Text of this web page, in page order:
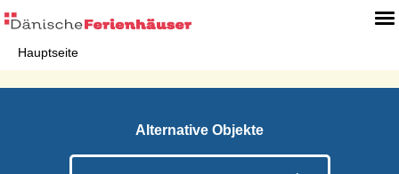
Hauptseite
Alternative Objekte